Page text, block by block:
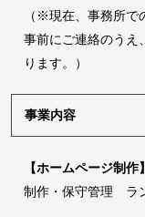
（※現在、事務所で
事前にご連絡のうえ
ります。）
事業内容
【ホームページ制作】
制作・保守管理 ラ